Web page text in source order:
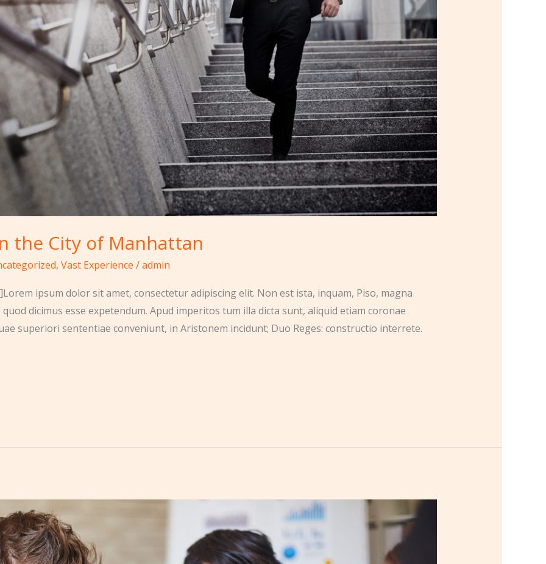
the City of Manhattan
, Vast Experience /admin
ipsum dolor sit amet, consectetur adipiscing elit. Non est ista, inquam, Piso, magna
dicimus esse expetendum. Apud imperitos tum illa dicta sunt, aliquid etiam coronae
superiori sententiae conveniunt, in Aristonem incidunt; Duo Reges: constructio interrete.